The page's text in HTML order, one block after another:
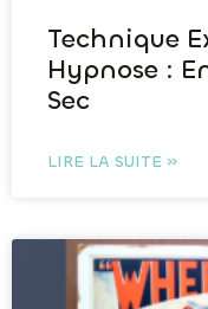
Technique
Hypnose :
Sec
LIRE LA SUITE »